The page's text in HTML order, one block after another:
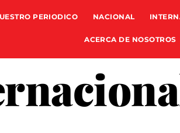
PERIODICO NACIONAL
ACERCA DE NOSOTROS